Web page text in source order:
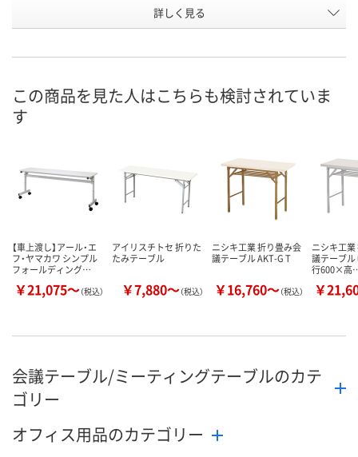
ナチュラル ホワイト
号
お届け日
カゴへ カゴへ カ
詳しく見る
この商品を見た人はこちらも検討されていま
す
【車上渡し】アール・エ
フ・ヤマカワ シンプル
フォールディング…
￥21,075～（税込）
アイリスチトセ 折りた
たみテーブル
￥7,880～（税込）
ニシキ工業 折り畳み会
議テーブル AKT-G T
￥16,760～（税込）
ニシキ工
議テーブ
行600×高
￥
会議テーブル/ミーティングテーブルのカテ
ゴリー
オフィス用品のカテゴリー